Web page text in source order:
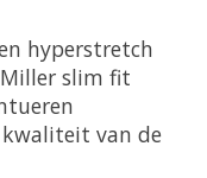
hyperstretch
slim fit
van de